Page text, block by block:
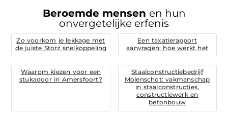
Beroemde mensen en hun
onvergetelijke erfenis
Zo voorkom je lekkage met
de juiste Storz snelkoppeling
Een taxatierapport
aanvragen: hoe werkt het
Waarom kiezen voor een
stukadoor in Amersfoort?
Staalconstructiebedrijf
Molenschot: vakmanschap
in staalconstructies,
constructiewerk en
betonbouw